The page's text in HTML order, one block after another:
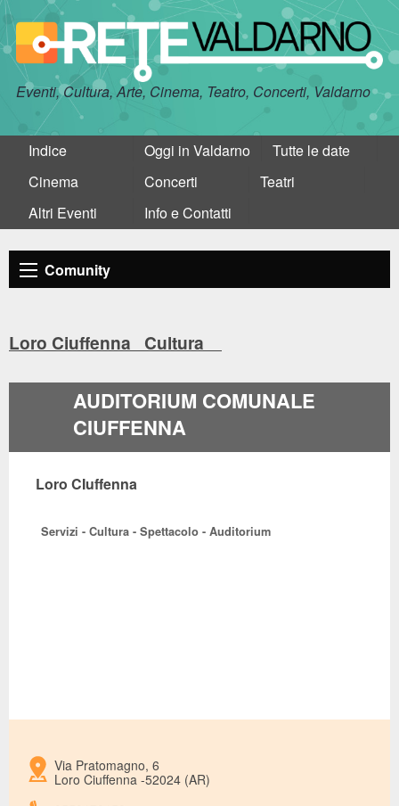
Eventi, Cultura, Arte, Cinema, Teatro, Concerti, Valdarno
Indice Oggi in Valdarno
Tutte le date
Cinema
Concerti
Teatri
Altri Eventi
Info e Contatti
Comunity
Loro Ciuffenna Cultura
AUDITORIUM COMUNALE
CIUFFENNA
Loro CIuffenna
Servizi - Cultura - Spettacolo - Auditorium
Via Pratomagno, 6
Loro Ciuffenna -52024 (AR)